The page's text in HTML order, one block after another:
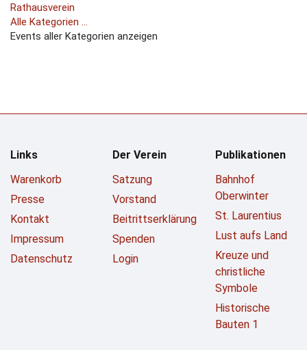
Rathausverein
Alle Kategorien ...
Events aller Kategorien anzeigen
Links
Warenkorb
Presse
Kontakt
Impressum
Datenschutz
Der Verein
Satzung
Vorstand
Beitrittserklärung
Spenden
Login
Publikationen
Bahnhof
Oberwinter
St. Laurentius
Lust aufs Land
Kreuze und
christliche
Symbole
Historische
Bauten 1